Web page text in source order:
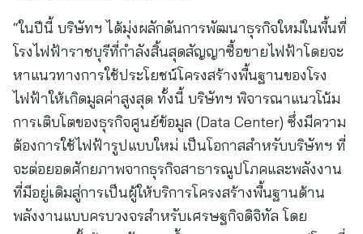
“ในปีนี้ บริษัทฯ ได้มุ่งผลักดันการพัฒนาธุรกิจใหม่ในพื้นที่
โรงไฟฟ้าราชบุรีที่กำลังสิ้นสุดสัญญาซื้อขายไฟฟ้าโดยจะ
หาแนวทางการใช้ประโยชน์โครงสร้างพื้นฐานของโรง
ไฟฟ้าให้เกิดมูลค่าสูงสุด ทั้งนี้ บริษัทฯ พิจารณาแนวโน้ม
การเติบโตของธุรกิจศูนย์ข้อมูล (Data Center) ซึ่งมีความ
ต้องการใช้ไฟฟ้ารูปแบบใหม่ เป็นโอกาสสำหรับบริษัทฯ ที่
จะต่อยอดศักยภาพจากธุรกิจสาธารณูปโภคและพลังงาน
ที่มีอยู่เดิมสู่การเป็นผู้ให้บริการโครงสร้างพื้นฐานด้าน
พลังงานแบบครบวงจรสำหรับเศรษฐกิจดิจิทัล โดย